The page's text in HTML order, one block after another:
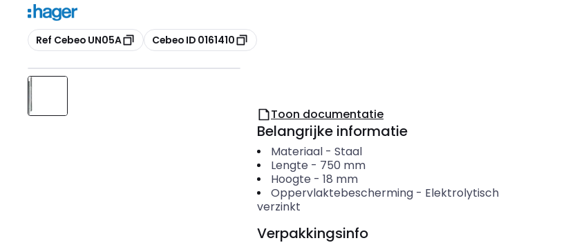
Kopiëren
Ref Cebeo UN05A Kopiëren
Cebeo ID 0161410
Toon documentatie
Belangrijke informatie
Materiaal- Staal
Lengte - 750 mm
Hoogte - 18 mm
Oppervlaktebescherming- Elektrolytisch
verzinkt
Verpakkingsinfo